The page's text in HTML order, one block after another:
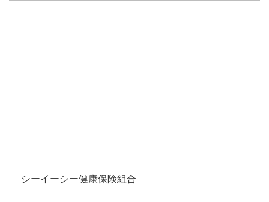
シーイーシー健康保険組合